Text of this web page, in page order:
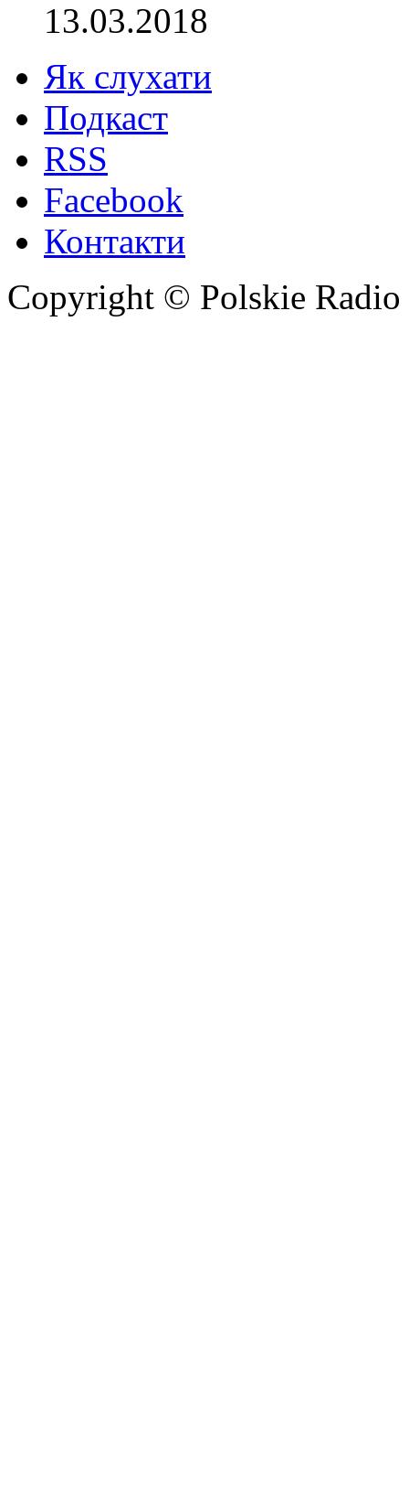
13.03.2018
Як слухати
Подкаст
RSS
Facebook
Контакти
Copyright © Polskie